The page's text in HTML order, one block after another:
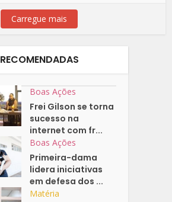
Carregue mais
RECOMENDADAS
Boas Ações
Frei Gilson se torna
sucesso na
internet com fr...
Boas Ações
Primeira-dama
lidera iniciativas
em defesa dos ...
Matéria